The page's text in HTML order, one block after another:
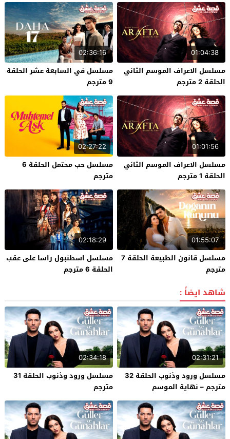
01:04:38
مسلسل الاعراف الموسم الثاني
الحلقة 2 مترجم
02:36:16
مسلسل في السابعة عشر الحلقة
9 مترجم
01:01:56
مسلسل الاعراف الموسم الثاني
الحلقة 1 مترجم
02:27:22
مسلسل حب محتمل الحلقة 6
مترجم
01:55:07
مسلسل قانون الطبيعة الحلقة 7
مترجم
02:18:29
مسلسل اسطنبول راسا على عقب
الحلقة 6 مترجم
شاهد ايضاً :
02:31:21
مسلسل ورود وذنوب الحلقة 32
مترجم – نهاية الموسم
02:34:18
مسلسل ورود وذنوب الحلقة 31
مترجم